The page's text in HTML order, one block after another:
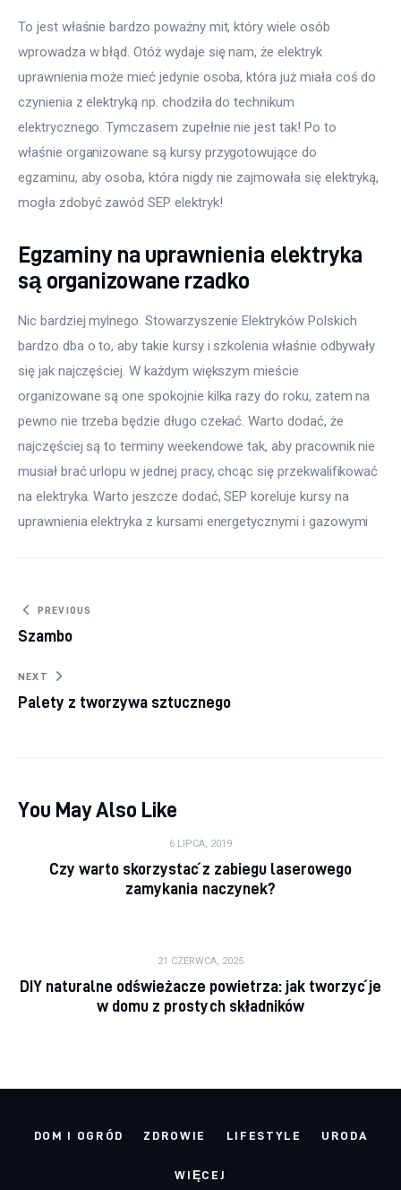
To jest właśnie bardzo poważny mit, który wiele osób
wprowadza w błąd. Otóż wydaje się nam, że elektryk
uprawnienia może mieć jedynie osoba, która już miała coś do
czynienia z elektryką np. chodziła do technikum
elektrycznego. Tymczasem zupełnie nie jest tak! Po to
właśnie organizowane są kursy przygotowujące do
egzaminu, aby osoba, która nigdy nie zajmowała się elektryką,
mogła zdobyć zawód SEP elektryk!
Egzaminy na uprawnienia elektryka
są organizowane rzadko
Nic bardziej mylnego. Stowarzyszenie Elektryków Polskich
bardzo dba o to, aby takie kursy i szkolenia właśnie odbywały
się jak najczęściej. W każdym większym mieście
organizowane są one spokojnie kilka razy do roku, zatem na
pewno nie trzeba będzie długo czekać. Warto dodać, że
najczęściej są to terminy weekendowe tak, aby pracownik nie
musiał brać urlopu w jednej pracy, chcąc się przekwalifikować
na elektryka. Warto jeszcze dodać, SEP koreluje kursy na
uprawnienia elektryka z kursami energetycznymi i gazowymi
Nawigacja wpisu
PREVIOUS
Szambo
NEXT
Palety z tworzywa sztucznego
You May Also Like
6 LIPCA, 2019
Czy warto skorzystać z zabiegu laserowego
zamykania naczynek?
21 CZERWCA, 2025
DIY naturalne odświeżacze powietrza: jak tworzyć je
w domu z prostych składników
DOM I OGRÓD ZDROWIE LIFESTYLE URODA
WIĘCEJ